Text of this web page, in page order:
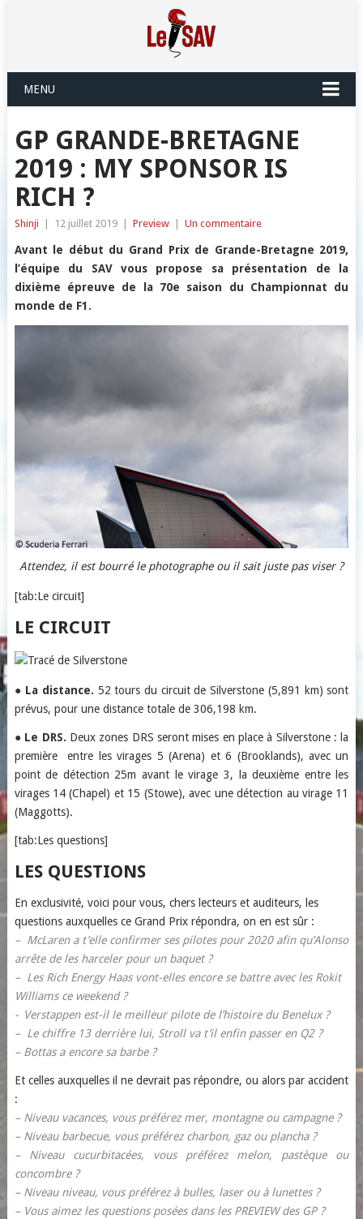
MENU
GP GRANDE-BRETAGNE
2019 : MY SPONSOR IS
RICH ?
Shinji 12 juillet 2019 Preview Un commentaire
Avant le début du Grand Prix de Grande-Bretagne 2019,
l’équipe du SAV vous propose sa présentation de la
dixième épreuve de la 70e saison du Championnat du
monde de F1.
Attendez, il est bourré le photographe ou il sait juste pas viser ?
[tab:Le circuit]
LE CIRCUIT
● La distance. 52 tours du circuit de Silverstone (5,891 km) sont
prévus, pour une distance totale de 306,198 km.
● Le DRS. Deux zones DRS seront mises en place à Silverstone : la
première entre les virages 5 (Arena) et 6 (Brooklands), avec un
point de détection 25m avant le virage 3, la deuxième entre les
virages 14 (Chapel) et 15 (Stowe), avec une détection au virage 11
(Maggotts).
[tab:Les questions]
LES QUESTIONS
En exclusivité, voici pour vous, chers lecteurs et auditeurs, les
questions auxquelles ce Grand Prix répondra, on en est sûr :
– McLaren a t’elle confirmer ses pilotes pour 2020 afin qu’Alonso
arrête de les harceler pour un baquet ?
– Les Rich Energy Haas vont-elles encore se battre avec les Rokit
Williams ce weekend ?
- Verstappen est-il le meilleur pilote de l’histoire du Benelux ?
– Le chiffre 13 derrière lui, Stroll va t’il enfin passer en Q2 ?
– Bottas a encore sa barbe ?
Et celles auxquelles il ne devrait pas répondre, ou alors par accident
:
– Niveau vacances, vous préférez mer, montagne ou campagne ?
– Niveau barbecue, vous préférez charbon, gaz ou plancha ?
– Niveau cucurbitacées, vous préférez melon, pastèque ou
concombre ?
– Niveau niveau, vous préférez à bulles, laser ou à lunettes ?
– Vous aimez les questions posées dans les PREVIEW des GP ?